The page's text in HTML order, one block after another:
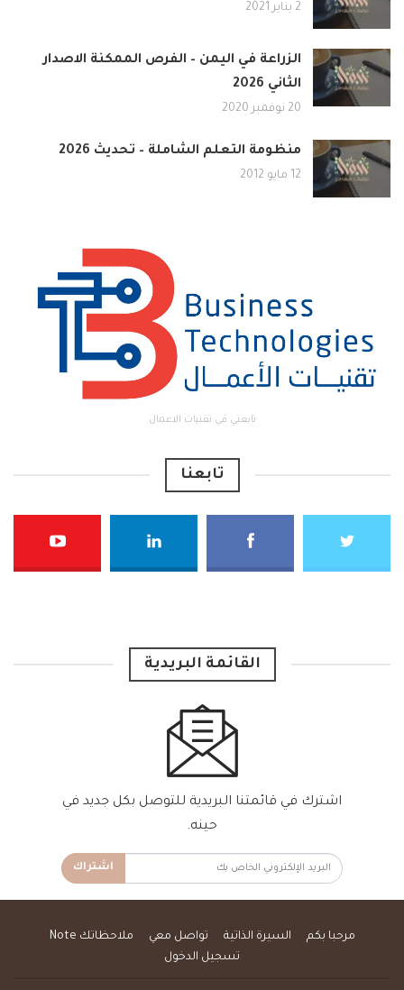
2 يناير 2021
الزراعة في اليمن – الفرص الممكنة الاصدار
الثاني 2026
20 نوفمبر 2020
منظومة التعلم الشاملة – تحديث 2026
12 مايو 2012
تابعني في تقنيات الاعمال
تابعنا
القائمة البريدية
اشترك في قائمتنا البريدية للتوصل بكل جديد في
حينه.
اشتراك
مرحبا بكم السيرة الذاتية تواصل معي
ملاحظاتك Note
تسجيل الدخول